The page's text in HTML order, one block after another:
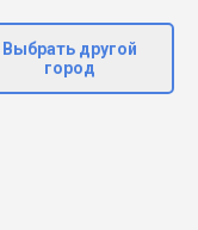
Выбрать другой
город